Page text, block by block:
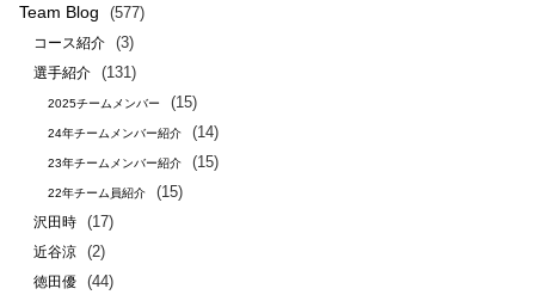
Team Blog (577)
コース紹介 (3)
選手紹介 (131)
2025チームメンバー (15)
24年チームメンバー紹介 (14)
23年チームメンバー紹介 (15)
22年チーム員紹介 (15)
沢田時 (17)
近谷涼 (2)
徳田優 (44)